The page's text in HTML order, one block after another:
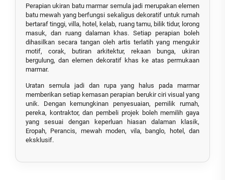
Perapian ukiran batu marmar semula jadi merupakan elemen
batu mewah yang berfungsi sekaligus dekoratif untuk rumah
bertaraf tinggi, villa, hotel, kelab, ruang tamu, bilik tidur, lorong
masuk, dan ruang dalaman khas. Setiap perapian boleh
dihasilkan secara tangan oleh artis terlatih yang mengukir
motif, corak, butiran arkitektur, rekaan bunga, ukiran
bergulung, dan elemen dekoratif khas ke atas permukaan
marmar.
Uratan semula jadi dan rupa yang halus pada marmar
memberikan setiap kemasan perapian berukir ciri visual yang
unik. Dengan kemungkinan penyesuaian, pemilik rumah,
pereka, kontraktor, dan pembeli projek boleh memilih gaya
yang sesuai dengan keperluan hiasan dalaman klasik,
Eropah, Perancis, mewah moden, vila, banglo, hotel, dan
eksklusif.